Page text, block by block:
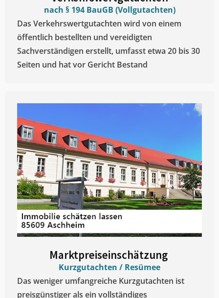
nach § 194 BauGB (Vollgutachten)
Das Verkehrswertgutachten wird von einem
öffentlich bestellten und vereidigten
Sachverständigen erstellt, umfasst etwa 20 bis 30
Seiten und hat vor Gericht Bestand
Marktpreiseinschätzung ​
Kurzgutachten / Resümee
Das weniger umfangreiche Kurzgutachten ist
preisgünstiger als ein vollständiges